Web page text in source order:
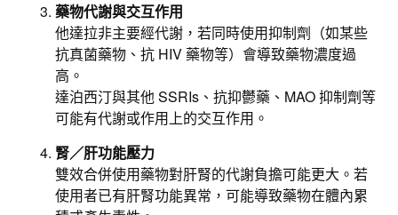
藥物代謝與交互作用
他達拉非主要經代謝，若同時使用抑制劑（如某些
抗真菌藥物、抗 HIV 藥物等）會導致藥物濃度過
高。​
達泊西汀與其他 SSRIs、抗抑鬱藥、MAO 抑制劑等
可能有代謝或作用上的交互作用。
腎／肝功能壓力
雙效合併使用藥物對肝腎的代謝負擔可能更大。若
使用者已有肝腎功能異常，可能導致藥物在體內累